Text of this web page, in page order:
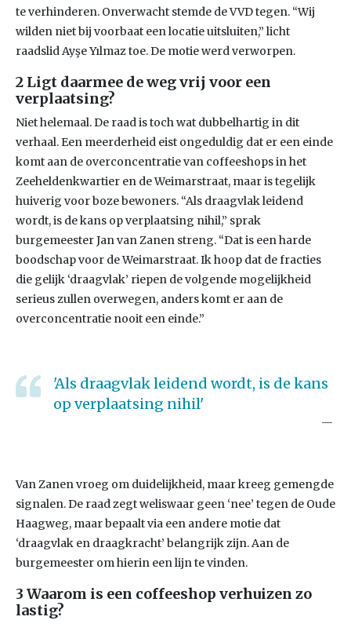
te verhinderen. Onverwacht stemde de VVD tegen. “Wij
wilden niet bij voorbaat een locatie uitsluiten,” licht
raadslid Ayşe Yılmaz toe. De motie werd verworpen.
2 Ligt daarmee de weg vrij voor een
verplaatsing?
Niet helemaal. De raad is toch wat dubbelhartig in dit
verhaal. Een meerderheid eist ongeduldig dat er een einde
komt aan de overconcentratie van coffeeshops in het
Zeeheldenkwartier en de Weimarstraat, maar is tegelijk
huiverig voor boze bewoners. “Als draagvlak leidend
wordt, is de kans op verplaatsing nihil,” sprak
burgemeester Jan van Zanen streng. “Dat is een harde
boodschap voor de Weimarstraat. Ik hoop dat de fracties
die gelijk ‘draagvlak’ riepen de volgende mogelijkheid
serieus zullen overwegen, anders komt er aan de
overconcentratie nooit een einde.”
'Als draagvlak leidend wordt, is de kans
op verplaatsing nihil'
Van Zanen vroeg om duidelijkheid, maar kreeg gemengde
signalen. De raad zegt weliswaar geen ‘nee’ tegen de Oude
Haagweg, maar bepaalt via een andere motie dat
‘draagvlak en draagkracht’ belangrijk zijn. Aan de
burgemeester om hierin een lijn te vinden.
3 Waarom is een coffeeshop verhuizen zo
lastig?